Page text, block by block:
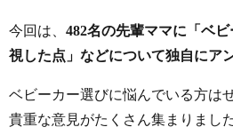
今回は、 482名の先輩ママに「ベ
視した点」などについて独自にア
ベビーカー選びに悩んでいる方は
貴重な意見がたくさん集まりまし